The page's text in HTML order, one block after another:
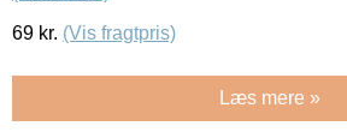
69 kr. (Vis fragtpris)
Læs mere »